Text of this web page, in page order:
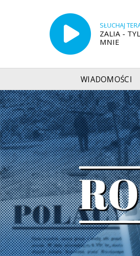
SŁUCHAJ
ZALIA -
MNIE
WIADOMOŚCI